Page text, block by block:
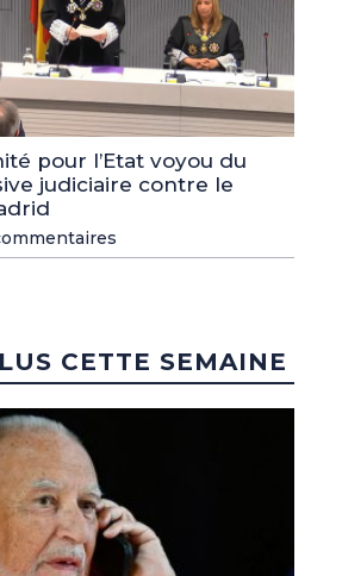
pour l’Etat voyou du
judiciaire contre le
CETTE SEMAINE